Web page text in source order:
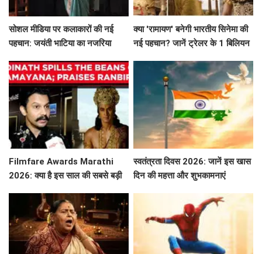
सोशल मीडिया पर कलाकारों की नई
पहचान: जयंती भाटिया का नजरिया
क्या 'रामायण' बनेगी भारतीय सिनेमा की
नई पहचान? जानें ट्रेलर के 1 बिलियन
Filmfare Awards Marathi
2026: क्या है इस साल की सबसे बड़ी
स्वतंत्रता दिवस 2026: जानें इस खास
दिन की महत्ता और शुभकामनाएं